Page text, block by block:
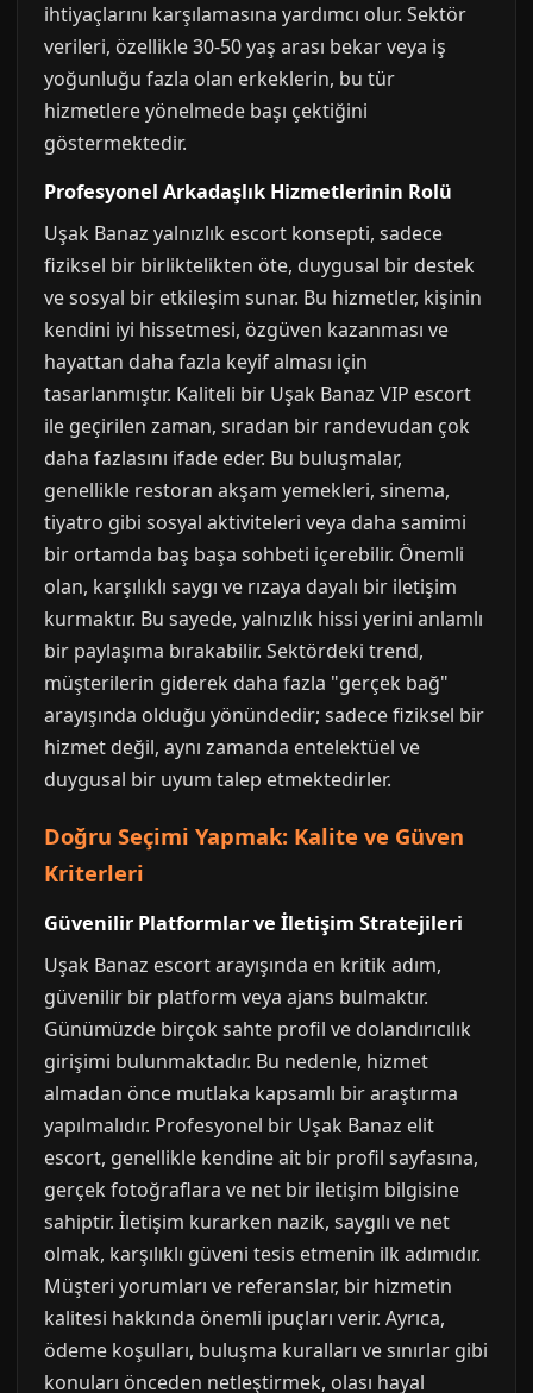
ihtiyaçlarını karşılamasına yardımcı olur. Sektör
verileri, özellikle 30-50 yaş arası bekar veya iş
yoğunluğu fazla olan erkeklerin, bu tür
hizmetlere yönelmede başı çektiğini
göstermektedir.
Profesyonel Arkadaşlık Hizmetlerinin Rolü
Uşak Banaz yalnızlık escort konsepti, sadece
fiziksel bir birliktelikten öte, duygusal bir destek
ve sosyal bir etkileşim sunar. Bu hizmetler, kişinin
kendini iyi hissetmesi, özgüven kazanması ve
hayattan daha fazla keyif alması için
tasarlanmıştır. Kaliteli bir Uşak Banaz VIP escort
ile geçirilen zaman, sıradan bir randevudan çok
daha fazlasını ifade eder. Bu buluşmalar,
genellikle restoran akşam yemekleri, sinema,
tiyatro gibi sosyal aktiviteleri veya daha samimi
bir ortamda baş başa sohbeti içerebilir. Önemli
olan, karşılıklı saygı ve rızaya dayalı bir iletişim
kurmaktır. Bu sayede, yalnızlık hissi yerini anlamlı
bir paylaşıma bırakabilir. Sektördeki trend,
müşterilerin giderek daha fazla "gerçek bağ"
arayışında olduğu yönündedir; sadece fiziksel bir
hizmet değil, aynı zamanda entelektüel ve
duygusal bir uyum talep etmektedirler.
Doğru Seçimi Yapmak: Kalite ve Güven
Kriterleri
Güvenilir Platformlar ve İletişim Stratejileri
Uşak Banaz escort arayışında en kritik adım,
güvenilir bir platform veya ajans bulmaktır.
Günümüzde birçok sahte profil ve dolandırıcılık
girişimi bulunmaktadır. Bu nedenle, hizmet
almadan önce mutlaka kapsamlı bir araştırma
yapılmalıdır. Profesyonel bir Uşak Banaz elit
escort, genellikle kendine ait bir profil sayfasına,
gerçek fotoğraflara ve net bir iletişim bilgisine
sahiptir. İletişim kurarken nazik, saygılı ve net
olmak, karşılıklı güveni tesis etmenin ilk adımıdır.
Müşteri yorumları ve referanslar, bir hizmetin
kalitesi hakkında önemli ipuçları verir. Ayrıca,
ödeme koşulları, buluşma kuralları ve sınırlar gibi
konuları önceden netleştirmek, olası hayal